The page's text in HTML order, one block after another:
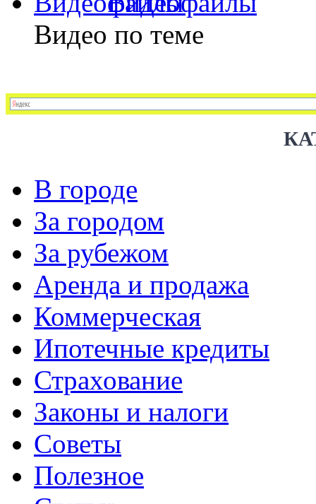
Видео по теме
В городе
За городом
За рубежом
Аренда и продажа
Коммерческая
Ипотечные кредиты
Страхование
Законы и налоги
Советы
Полезное